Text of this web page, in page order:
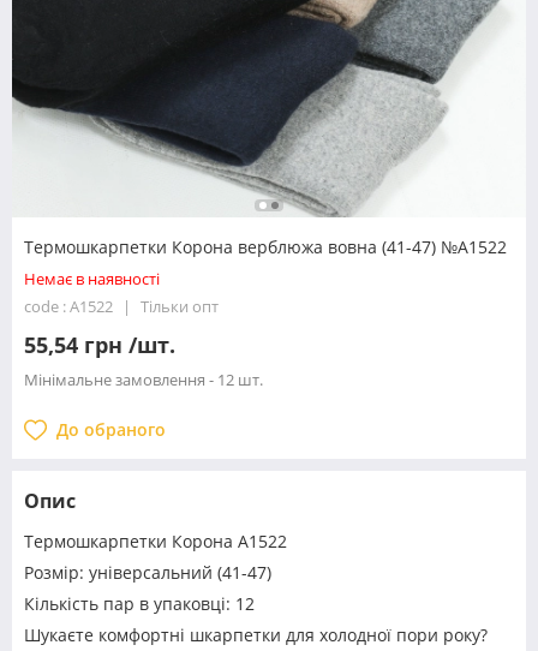
Термошкарпетки Корона верблюжа вовна (41-47) №A1522
Немає в наявності
code : A1522
Тільки опт
55,54 грн /шт.
Мінімальне замовлення - 12 шт.
До обраного
Опис
Термошкарпетки Корона A1522
Розмір: універсальний (41-47)
Кількість пар в упаковці: 12
Шукаєте комфортні шкарпетки для холодної пори року?